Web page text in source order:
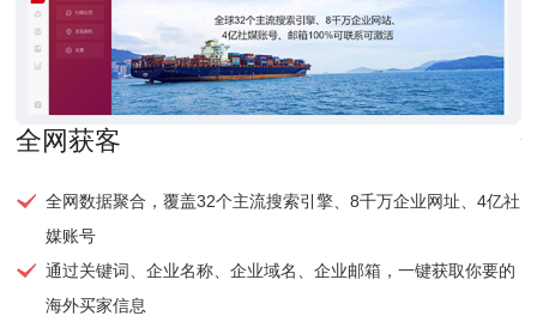
全网获客
全网数据聚合，覆盖32个主流搜索引擎、8千万企业网址、4亿社
媒账号
通过关键词、企业名称、企业域名、企业邮箱，一键获取你要的
海外买家信息